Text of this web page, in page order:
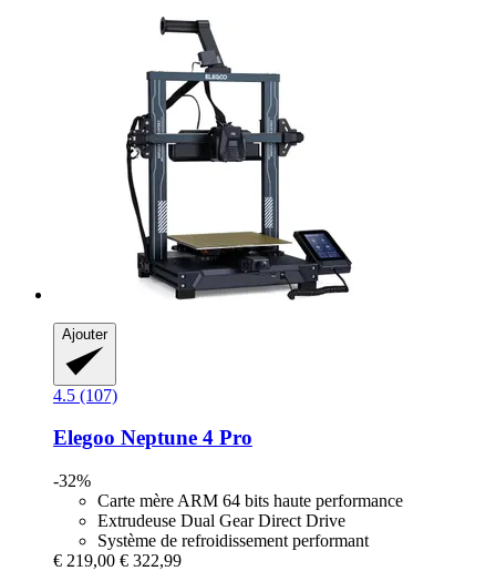
Ajouter
4.5 (107)
Elegoo Neptune 4 Pro
-32%
Carte mère ARM 64 bits haute performance
Extrudeuse Dual Gear Direct Drive
Système de refroidissement performant
€ 219,00 € 322,99